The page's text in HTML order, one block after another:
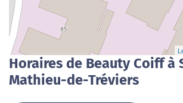
Horaires de Beauty Coiff à
Mathieu-de-Tréviers